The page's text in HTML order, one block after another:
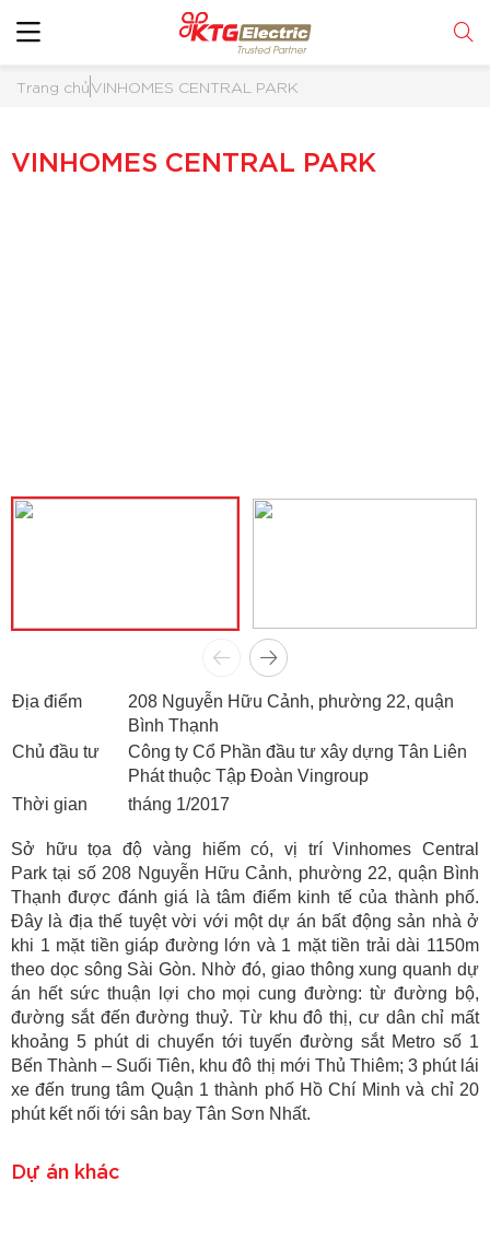
Trang chủVINHOMES CENTRAL PARK
VINHOMES CENTRAL PARK
Địa điểm
208 Nguyễn Hữu Cảnh, phường 22, quận
Bình Thạnh
Chủ đầu tư
Công ty Cổ Phần đầu tư xây dựng Tân Liên
Phát thuộc Tập Đoàn Vingroup
Thời gian
tháng 1/2017
Sở hữu tọa độ vàng hiếm có, vị trí Vinhomes Central
Park tại số 208 Nguyễn Hữu Cảnh, phường 22, quận Bình
Thạnh được đánh giá là tâm điểm kinh tế của thành phố.
Đây là địa thế tuyệt vời với một dự án bất động sản nhà ở
khi 1 mặt tiền giáp đường lớn và 1 mặt tiền trải dài 1150m
theo dọc sông Sài Gòn. Nhờ đó, giao thông xung quanh dự
án hết sức thuận lợi cho mọi cung đường: từ đường bộ,
đường sắt đến đường thuỷ. Từ khu đô thị, cư dân chỉ mất
khoảng 5 phút di chuyển tới tuyến đường sắt Metro số 1
Bến Thành – Suối Tiên, khu đô thị mới Thủ Thiêm; 3 phút lái
xe đến trung tâm Quận 1 thành phố Hồ Chí Minh và chỉ 20
phút kết nối tới sân bay Tân Sơn Nhất.
Dự án khác